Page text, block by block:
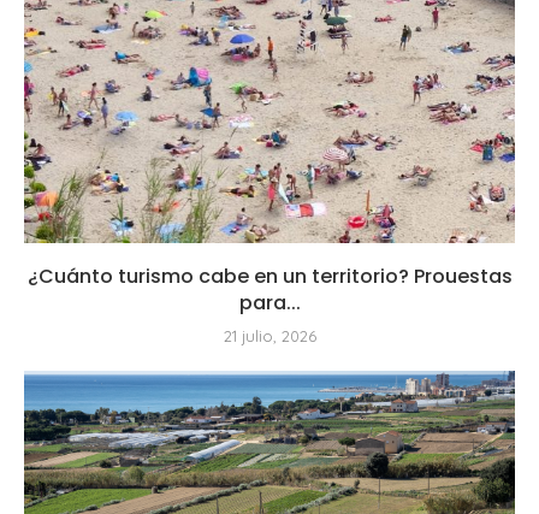
¿Cuánto turismo cabe en un territorio? Prouestas
para...
21 julio, 2026